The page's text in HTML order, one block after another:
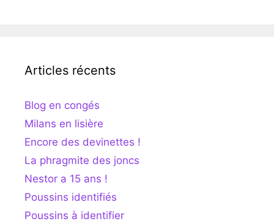
Articles récents
Blog en congés
Milans en lisière
Encore des devinettes !
La phragmite des joncs
Nestor a 15 ans !
Poussins identifiés
Poussins à identifier